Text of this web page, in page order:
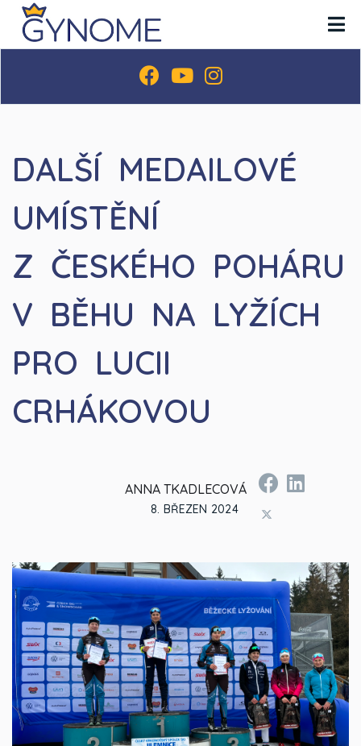
DALŠÍ MEDAILOVÉ
UMÍSTĚNÍ
Z ČESKÉHO POHÁRU
V BĚHU NA LYŽÍCH
PRO LUCII
CRHÁKOVOU
ANNA TKADLECOVÁ
8. BŘEZEN 2024